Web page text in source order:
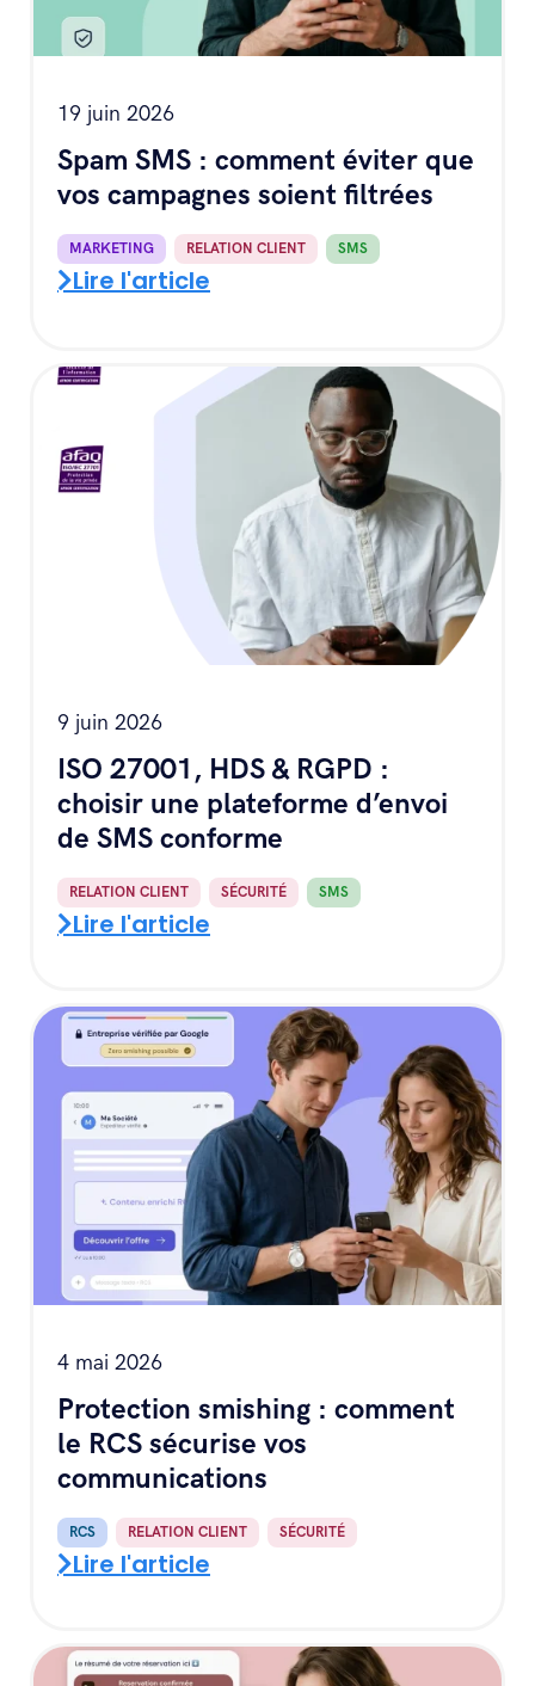
19 juin 2026
Spam SMS : comment éviter que
vos campagnes soient filtrées
MARKETING RELATION CLIENT SMS
Lire l'article
9 juin 2026
ISO 27001, HDS & RGPD :
choisir une plateforme d’envoi
de SMS conforme
RELATION CLIENT SÉCURITÉ SMS
Lire l'article
4 mai 2026
Protection smishing : comment
le RCS sécurise vos
communications
RCS RELATION CLIENT SÉCURITÉ
Lire l'article